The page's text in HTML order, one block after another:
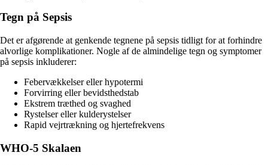
Tegn på Sepsis
Det er afgørende at genkende tegnene på sepsis tidligt for at forhindre
alvorlige komplikationer. Nogle af de almindelige tegn og symptomer
på sepsis inkluderer:
Febervækkelser eller hypotermi
Forvirring eller bevidsthedstab
Ekstrem træthed og svaghed
Rystelser eller kulderystelser
Rapid vejrtrækning og hjertefrekvens
WHO-5 Skalaen